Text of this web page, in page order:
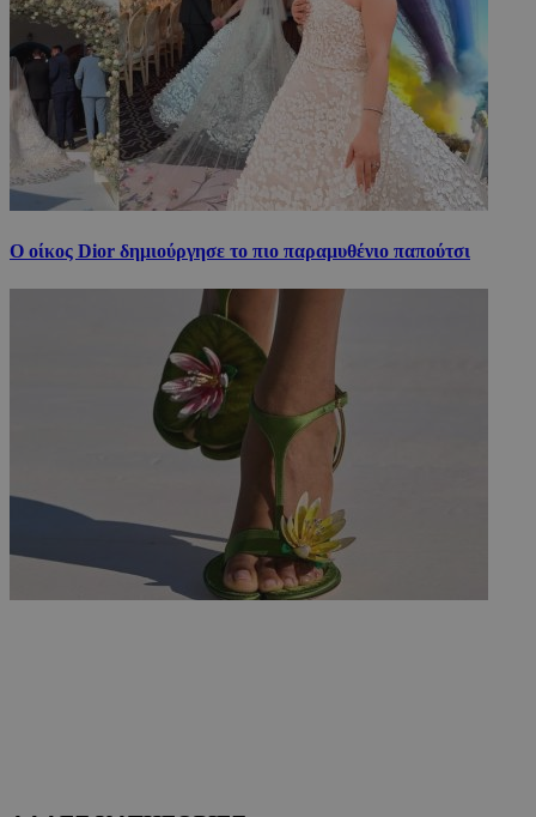
Ο οίκος Dior δημιούργησε το πιο παραμυθένιο παπούτσι